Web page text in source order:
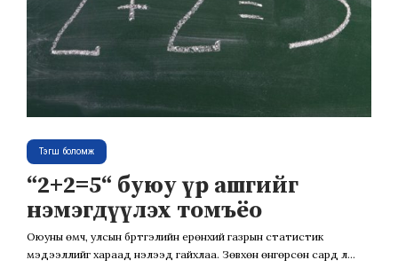
Тэгш боломж
“2+2=5“ буюу үр ашгийг
нэмэгдүүлэх томъёо
Оюуны өмч, улсын бүртгэлийн ерөнхий газрын статистик
мэдээллийг хараад нэлээд гайхлаа. Зөвхөн өнгөрсөн сард л...